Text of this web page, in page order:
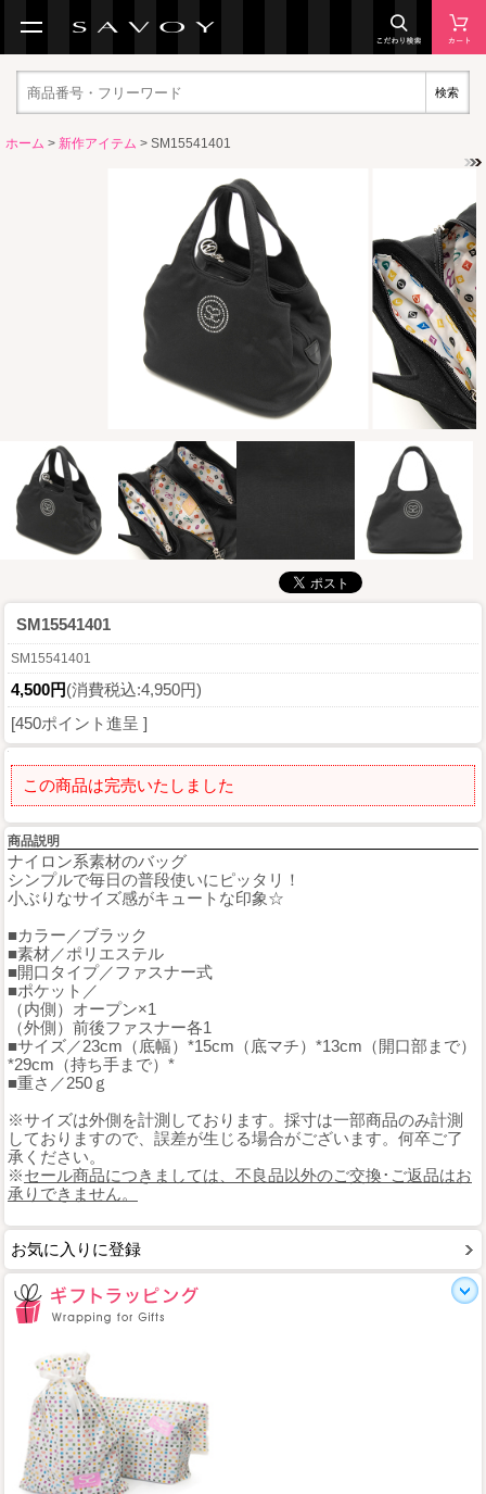
検索
ホーム > 新作アイテム > SM15541401
SM15541401
SM15541401
4,500円(消費税込:4,950円)
[450ポイント進呈 ]
この商品は完売いたしました
商品説明
ナイロン系素材のバッグ
シンプルで毎日の普段使いにピッタリ！
小ぶりなサイズ感がキュートな印象☆
■カラー／ブラック
■素材／ポリエステル
■開口タイプ／ファスナー式
■ポケット／
（内側）オープン×1
（外側）前後ファスナー各1
■サイズ／23cm（底幅）*15cm（底マチ）*13cm（開口部まで）
*29cm（持ち手まで）*
■重さ／250ｇ
※サイズは外側を計測しております。採寸は一部商品のみ計測
しておりますので、誤差が生じる場合がございます。何卒ご了
承ください。
※セール商品につきましては、不良品以外のご交換･ご返品はお
承りできません。
お気に入りに登録